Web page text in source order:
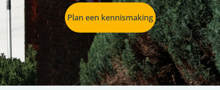
Plan een kennismaking